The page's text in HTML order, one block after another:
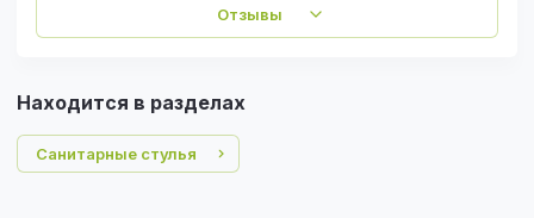
Отзывы
Находится в разделах
Санитарные стулья